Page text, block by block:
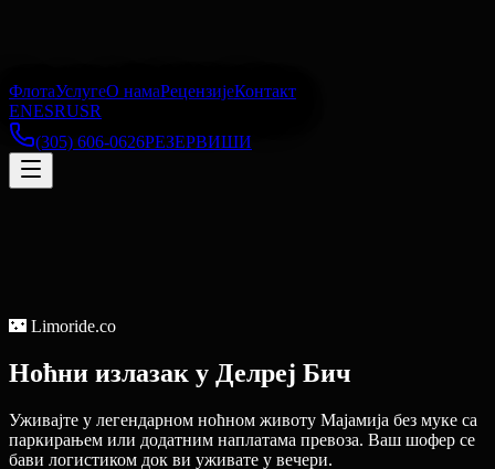
ФлотаУслугеО намаРецензијеКонтакт
ENESRUSR
(305) 606-0626РЕЗЕРВИШИ
🌃 Limoride.co
Ноћни излазак у Делреј Бич
Уживајте у легендарном ноћном животу Мајамија без муке са
паркирањем или додатним наплатама превоза. Ваш шофер се
бави логистиком док ви уживате у вечери.